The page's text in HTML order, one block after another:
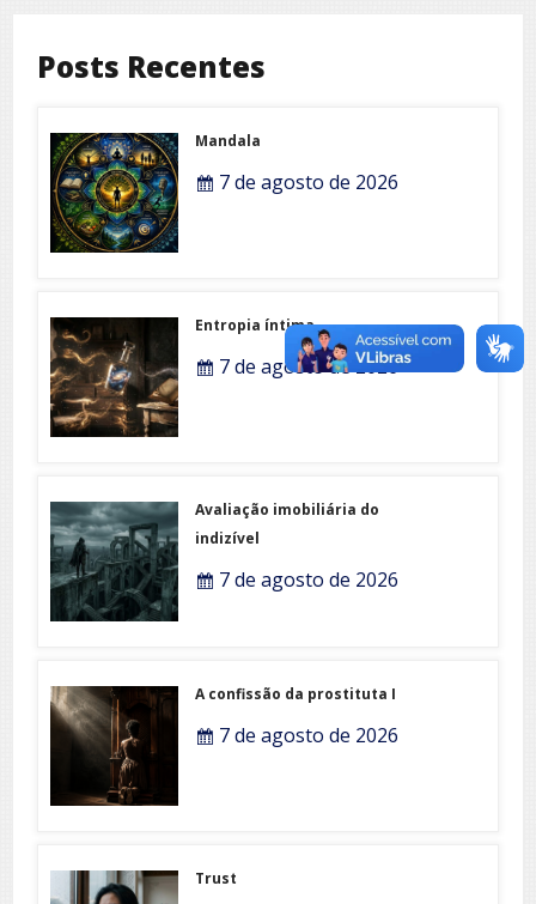
Posts Recentes
Mandala
7 de agosto de 2026
Entropia íntima
7 de agosto de 2026
Avaliação imobiliária do
indizível
7 de agosto de 2026
A confissão da prostituta I
7 de agosto de 2026
Trust